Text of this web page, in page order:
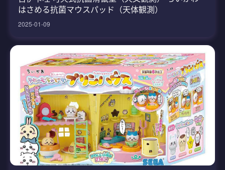
はさめる抗菌マウスパッド（天体観測）
2025-01-09